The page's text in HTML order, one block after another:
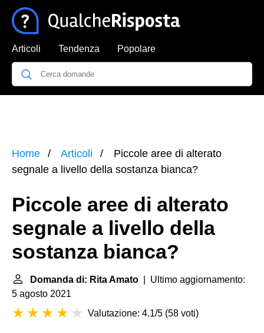
Articoli Tendenza Popolare
Home Articoli
Piccole aree di alterato
segnale a livello della sostanza bianca?
Piccole aree di alterato
segnale a livello della
sostanza bianca?
Domanda di: Rita Amato | Ultimo aggiornamento:
5 agosto 2021
Valutazione: 4.1/5 (58 voti)